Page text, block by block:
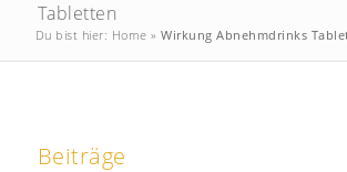
Tabletten
Du bist hier: Home »Wirkung Abnehmdrinks
Beiträge